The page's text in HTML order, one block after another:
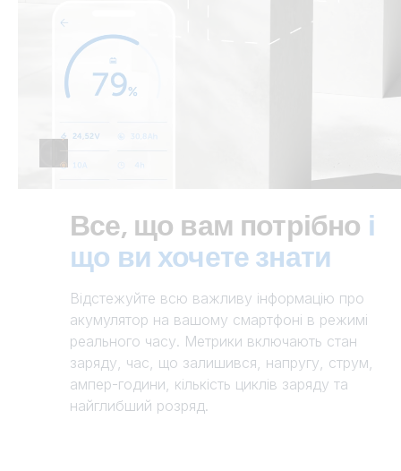
Все, що вам потрібно і
що ви хочете знати
Відстежуйте всю важливу інформацію про
акумулятор на вашому смартфоні в режимі
реального часу. Метрики включають стан
заряду, час, що залишився, напругу, струм,
ампер-години, кількість циклів заряду та
найглибший розряд.